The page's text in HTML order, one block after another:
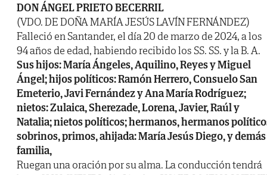
DON ÁNGEL PRIETO BECERRIL
(VDO. DE DOÑA MARÍA JESÚS LAVÍN FERNÁNDEZ)
Falleció en Santander, el día 20 de marzo de 2024, a los
94 años de edad, habiendo recibido los SS. SS. y la B. A.
Sus hijos: María Ángeles, Aquilino, Reyes y Miguel
Ángel; hijos políticos: Ramón Herrero, Consuelo San
Emeterio, Javi Fernández y Ana María Rodríguez;
nietos: Zulaica, Sherezade, Lorena, Javier, Raúl y
Natalia; nietos políticos; hermanos, hermanos
sobrinos, primos, ahijada: María Jesús Diego, y demás
familia,
Ruegan una oración por su alma. La conducción tendrá